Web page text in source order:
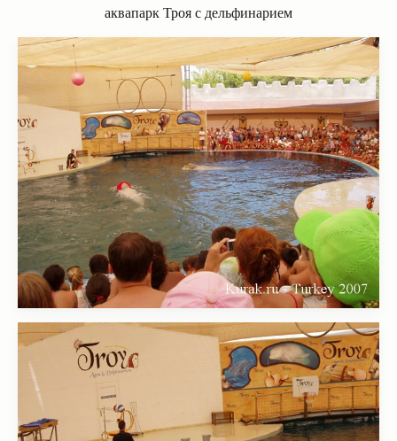
аквапарк Троя с дельфинарием